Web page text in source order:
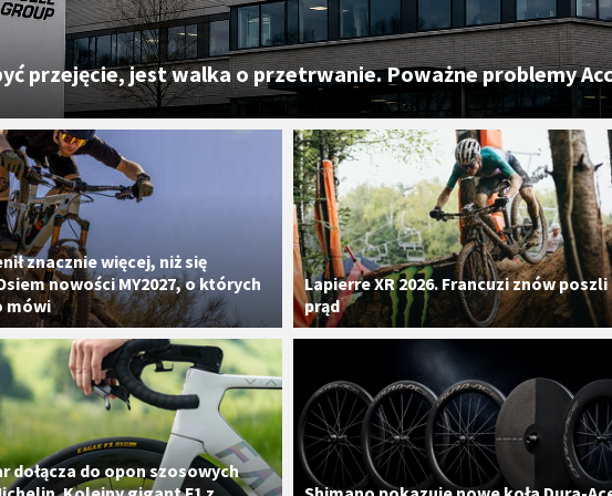
przejęcie, jest walka o przetrwanie. Poważne problemy
znacznie więcej, niż się
nowości MY2027, o których
mówi
​Lapierre XR 2026. Francuzi znów
prąd
dołącza do opon szosowych